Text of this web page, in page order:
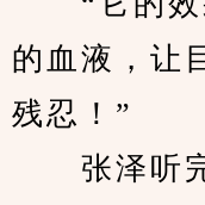
的血液，让
残忍！”
张泽听完